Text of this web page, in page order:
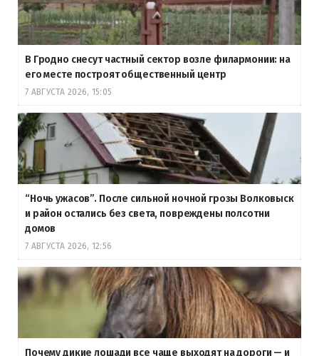
В Гродно снесут частный сектор возле филармонии: на
его месте построят общественный центр
7 АВГУСТА 2026, 15:05
“Ночь ужасов”. После сильной ночной грозы Волковыск
и район остались без света, повреждены полсотни
домов
7 АВГУСТА 2026, 12:56
Почему дикие лошади все чаще выходят на дороги — и